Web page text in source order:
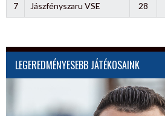
7 Jászfényszaru VSE 28
LEGEREDMÉNYESEBB JÁTÉKOSAINK